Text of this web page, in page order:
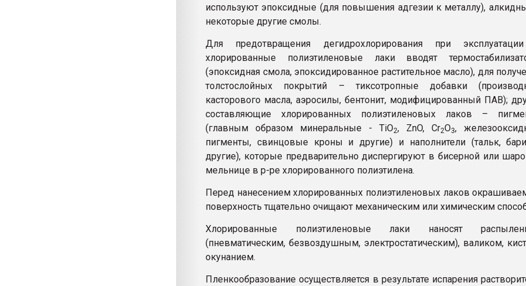
используют эпоксидные (для повышения адгезии к металлу),
некоторые другие смолы.
Для предотвращения дегидрохлорирования при
хлорированные полиэтиленовые лаки вводят
(эпоксидная смола, эпоксидированное растительное масло), для
толстослойных покрытий – тиксотропные добавки
касторового масла, аэросилы, бентонит, модифицированный ПАВ);
составляющие хлорированных полиэтиленовых лаков –
(главным образом минеральные - TiO2, ZnO, Сr2О3,
пигменты, свинцовые кроны и другие) и наполнители (тальк,
другие), которые предварительно диспергируют в бисерной или
мельнице в р-ре хлорированного полиэтилена.
Перед нанесением хлорированных полиэтиленовых лаков
поверхность тщательно очищают механическим или химическим
Хлорированные полиэтиленовые лаки наносят
(пневматическим, безвоздушным, электростатическим), валиком,
окунанием.
Пленкообразование осуществляется в результате испарения